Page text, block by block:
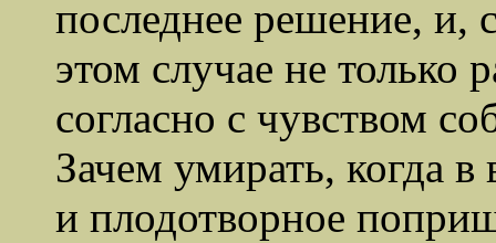
последнее решение, и,
этом случае не только
согласно с чувством
Зачем умирать, когда
и плодотворное